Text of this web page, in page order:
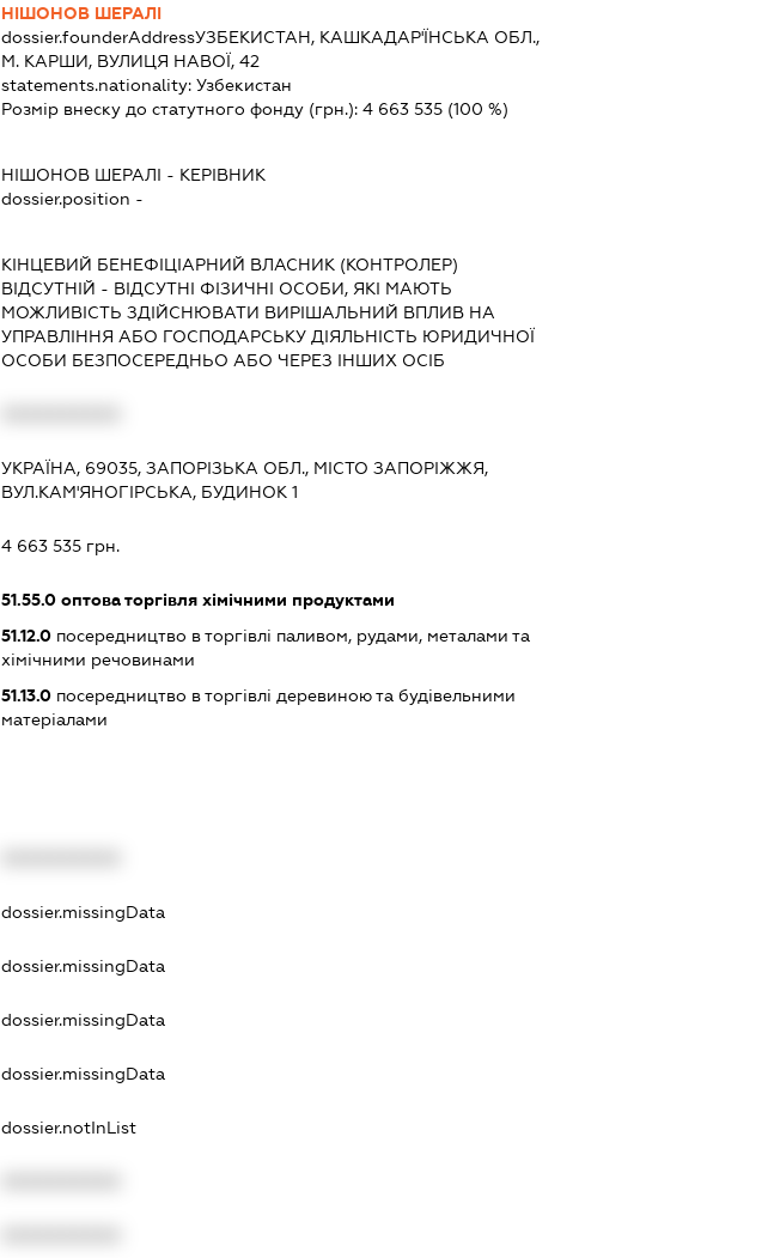
НІШОНОВ ШЕРАЛІ
dossier.founderAddressУЗБЕКИСТАН, КАШКАДАР'ЇНСЬКА ОБЛ.,
М. КАРШИ, ВУЛИЦЯ НАВОЇ, 42
statements.nationality: Узбекистан
Розмір внеску до статутного фонду (грн.): 4 663 535(100 %)
НІШОНОВ ШЕРАЛІ - КЕРІВНИК
dossier.position -
КІНЦЕВИЙ БЕНЕФІЦІАРНИЙ ВЛАСНИК (КОНТРОЛЕР)
ВІДСУТНІЙ - ВІДСУТНІ ФІЗИЧНІ ОСОБИ, ЯКІ МАЮТЬ
МОЖЛИВІСТЬ ЗДІЙСНЮВАТИ ВИРІШАЛЬНИЙ ВПЛИВ НА
УПРАВЛІННЯ АБО ГОСПОДАРСЬКУ ДІЯЛЬНІСТЬ ЮРИДИЧНОЇ
ОСОБИ БЕЗПОСЕРЕДНЬО АБО ЧЕРЕЗ ІНШИХ ОСІБ
УКРАЇНА, 69035, ЗАПОРІЗЬКА ОБЛ., МІСТО ЗАПОРІЖЖЯ,
ВУЛ.КАМ'ЯНОГІРСЬКА, БУДИНОК 1
4 663 535 грн.
51.55.0оптова торгівля хімічними продуктами
51.12.0посередництво в торгівлі паливом, рудами, металами та
хімічними речовинами
51.13.0посередництво в торгівлі деревиною та будівельними
матеріалами
dossier.missingData
dossier.missingData
dossier.missingData
dossier.missingData
dossier.notInList